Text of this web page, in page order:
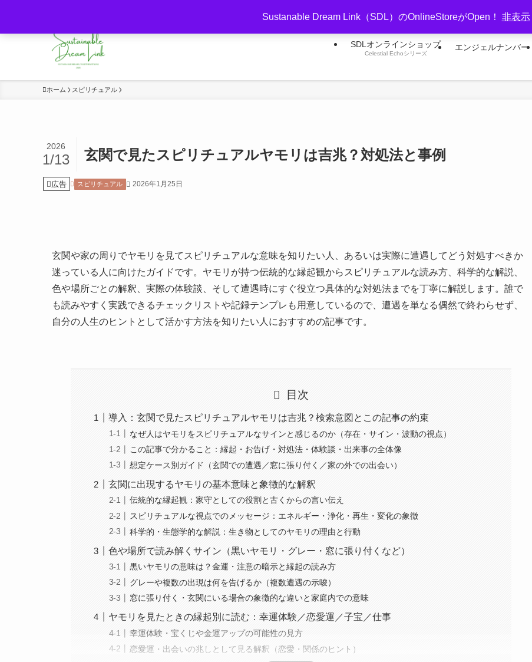
Sustanable Dream Link（SDL）のOnlineStoreがOpen！ 非表示
SDLオンラインショップ
Celestial Echoシリーズ
エンジェルナンバー
ホーム スピリチュアル
玄関で見たスピリチュアルヤモリは吉兆？対処法と事例
2026
1/13
広告 スピリチュアル 2026年1月25日
玄関や家の周りでヤモリを見てスピリチュアルな意味を知りたい人、あるいは実際に遭遇してどう対処すべきか
迷っている人に向けたガイドです。ヤモリが持つ伝統的な縁起観からスピリチュアルな読み方、科学的な解説、
色や場所ごとの解釈、実際の体験談、そして遭遇時にすぐ役立つ具体的な対処法までを丁寧に解説します。誰で
も読みやすく実践できるチェックリストや記録テンプレも用意しているので、遭遇を単なる偶然で終わらせず、
自分の人生のヒントとして活かす方法を知りたい人におすすめの記事です。
目次
導入：玄関で見たスピリチュアルヤモリは吉兆？検索意図とこの記事の約束
なぜ人はヤモリをスピリチュアルなサインと感じるのか（存在・サイン・波動の視点）
この記事で分かること：縁起・お告げ・対処法・体験談・出来事の全体像
想定ケース別ガイド（玄関での遭遇／窓に張り付く／家の外での出会い）
玄関に出現するヤモリの基本意味と象徴的な解釈
伝統的な縁起観：家守としての役割と古くからの言い伝え
スピリチュアルな視点でのメッセージ：エネルギー・浄化・再生・変化の象徴
科学的・生態学的な解説：生き物としてのヤモリの理由と行動
色や場所で読み解くサイン（黒いヤモリ・グレー・窓に張り付くなど）
黒いヤモリの意味は？金運・注意の暗示と縁起の読み方
グレーや複数の出現は何を告げるか（複数遭遇の示唆）
窓に張り付く・玄関にいる場合の象徴的な違いと家庭内での意味
ヤモリを見たときの縁起別に読む：幸運体験／恋愛運／子宝／仕事
幸運体験・宝くじや金運アップの可能性の見方
恋愛運・出会いの兆しとして見る解釈（恋愛・関係のヒント）